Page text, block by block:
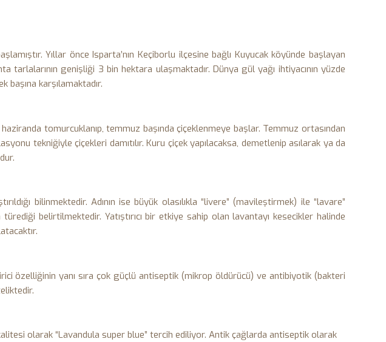
Yıllar önce Isparta’nın Keçiborlu ilçesine bağlı Kuyucak köyünde başlayan
genişliği 3 bin hektara ulaşmaktadır. Dünya gül yağı ihtiyacının yüzde
başına karşılamaktadır.
tomurcuklanıp, temmuz başında çiçeklenmeye başlar. Temmuz ortasından
tekniğiyle çiçekleri damıtılır. Kuru çiçek yapılacaksa, demetlenip asılarak ya da
bilinmektedir. Adının ise büyük olasılıkla “livere” (mavileştir­mek) ile “lavare”
belirtilmektedir. Yatıştırıcı bir etkiye sahip olan la­vantayı kesecikler halinde
özelliğinin yanı sıra çok güçlü antiseptik (mikrop öldürücü) ve antibiyotik (bakteri
olarak “Lavandula super blue” tercih ediliyor. Antik çağlarda anti­septik olarak